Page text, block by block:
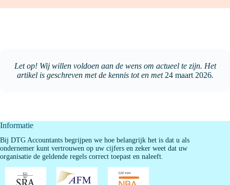
Let op! Wij willen voldoen aan de wens om actueel te zijn. Het
artikel is geschreven met de kennis tot en met 24 maart 2026.
Informatie
Bij DTG Accountants begrijpen we hoe belangrijk het is dat u als
ondernemer kunt vertrouwen op uw cijfers en zeker weet dat uw
organisatie de geldende regels correct toepast en naleeft.